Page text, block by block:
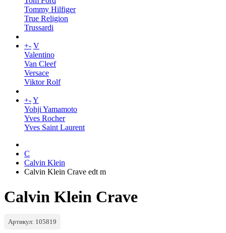
Tommy Hilfiger
True Religion
Trussardi
+- V
Valentino
Van Cleef
Versace
Viktor Rolf
+-Y
Yohji Yamamoto
Yves Rocher
Yves Saint Laurent
C
Calvin Klein
Calvin Klein Crave edt m
Calvin Klein Crave
Артикул: 105819